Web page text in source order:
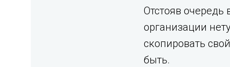
Отстояв
организации
скопировать
быть.